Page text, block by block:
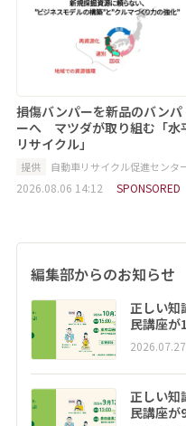
損傷バンパーを新品のバンパ
ーへ マツダが取り組む「水
リサイクル」
提供 自動車リサイクル促進センタ
2026.08.06 14:12 SPONSORED
編集部からのお知らせ
正しい
民講座が
正しい
民講座が